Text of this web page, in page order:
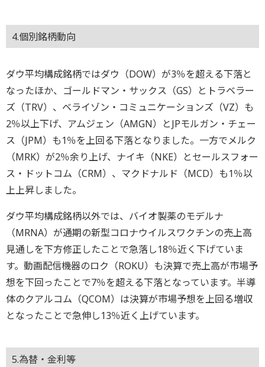
4.個別銘柄動向
ダウ平均構成銘柄ではダウ（DOW）が3％を超える下落と
なったほか、ゴールドマン・サックス（GS）とトラベラー
ズ（TRV）、ベライゾン・コミュニケーションズ（VZ）も
2％以上下げ、アムジェン（AMGN）とJPモルガン・チェー
ス（JPM）も1％を上回る下落となりました。一方でメルク
（MRK）が2％余り上げ、ナイキ（NKE）とセールスフォー
ス・ドットコム（CRM）、マクドナルド（MCD）も1％以
上上昇しました。
ダウ平均構成銘柄以外では、バイオ製薬のモデルナ
（MRNA）が通期の新型コロナウイルスワクチンの売上高
見通しを下方修正したことで急落し18％近く下げていま
す。動画配信機器のロク（ROKU）も決算で売上高が市場予
想を下回ったことで7％を超える下落となっています。半導
体のクアルコム（QCOM）は決算が市場予想を上回る増収
となったことで急伸し13％近く上げています。
5.為替・金利等